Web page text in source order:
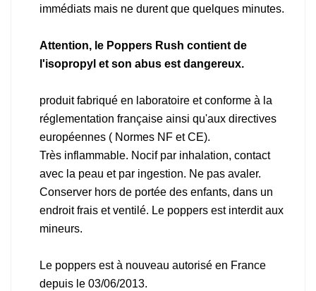
immédiats mais ne durent que quelques minutes.
Attention, le Poppers Rush contient de
l'isopropyl et son abus est dangereux.
produit fabriqué en laboratoire et conforme à la
réglementation française ainsi qu'aux directives
européennes ( Normes NF et CE).
Très inflammable. Nocif par inhalation, contact
avec la peau et par ingestion. Ne pas avaler.
Conserver hors de portée des enfants, dans un
endroit frais et ventilé. Le poppers est interdit aux
mineurs.
Le poppers est à nouveau autorisé en France
depuis le 03/06/2013.